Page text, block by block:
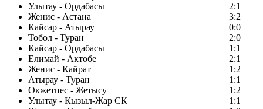
Улытау - Ордабасы
2:1
Женис - Астана
3:2
Кайсар - Атырау
0:0
Тобол - Туран
2:0
Кайсар - Ордабасы
1:1
Елимай - Актобе
2:1
Женис - Кайрат
1:2
Атырау - Туран
1:1
Окжетпес - Жетысу
1:2
Улытау - Кызыл-Жар СК
1:1